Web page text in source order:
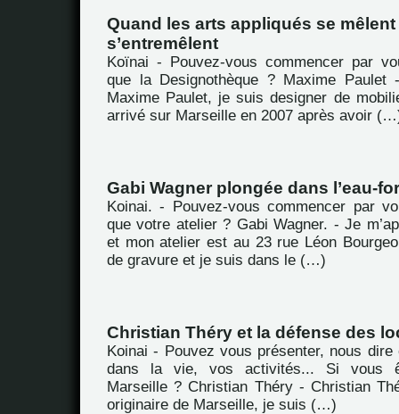
Quand les arts appliqués se mêlent
s’entremêlent
Koïnai - Pouvez-vous commencer par
que la Designothèque ? Maxime Paulet
Maxime Paulet, je suis designer de
arrivé sur Marseille en 2007 après avoir
Gabi Wagner plongée dans l’eau-
Koinai. - Pouvez-vous commencer par
que votre atelier ? Gabi Wagner. - Je
et mon atelier est au 23 rue Léon
de gravure et je suis dans le (…)
Christian Théry et la défense des
Koinai - Pouvez vous présenter, nous
dans la vie, vos activités... Si vous
Marseille ? Christian Théry - Christian
originaire de Marseille, je suis (…)